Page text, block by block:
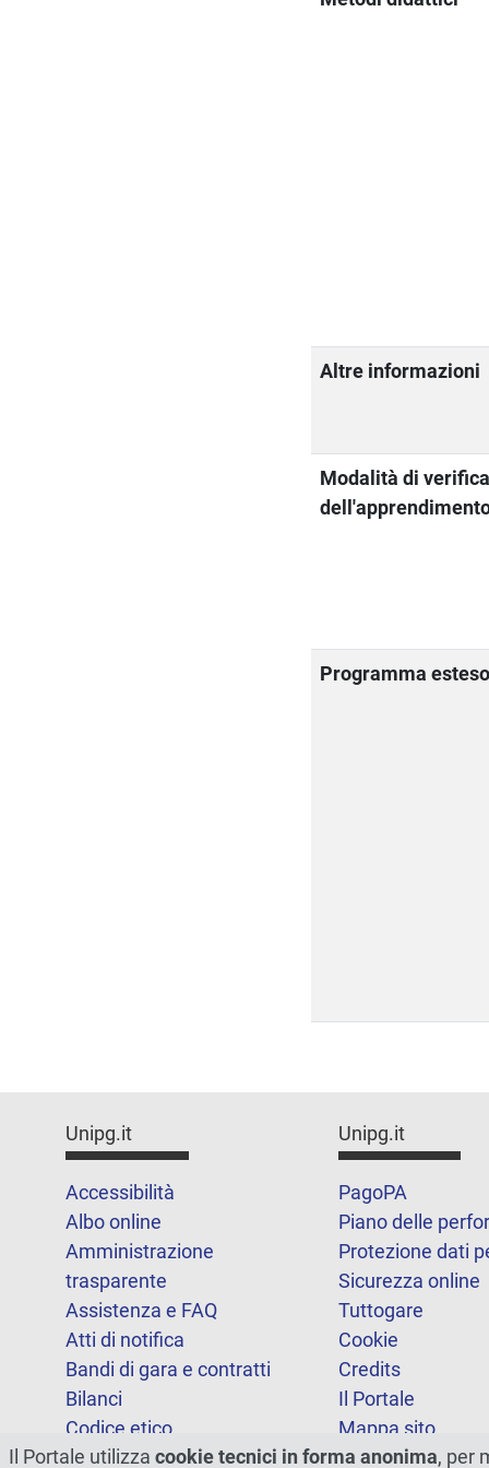
Altre informazioni
Modalità di verifica
Programma esteso
Unipg.it
Accessibilità
Albo online
Amministrazione
trasparente
Assistenza e FAQ
Atti di notifica
Bandi di gara e contratti
Bilanci
Codice etico
FOIA
Unipg.it
PagoPA
Piano delle
Protezione dati
Sicurezza online
Tuttogare
Cookie
Credits
Il Portale
Mappa sito
Statistiche
Il Portale utilizza cookie tecnici in forma anonima, per